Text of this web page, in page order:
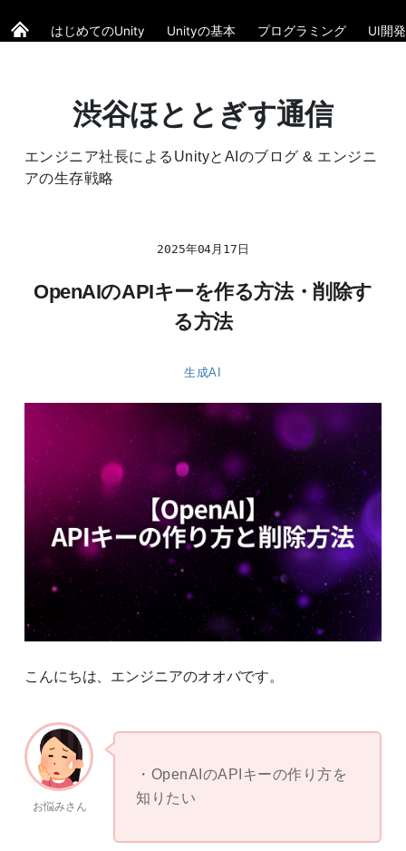
はじめてのUnity Unityの基本 プログラミング UI開発
渋谷ほととぎす通信
エンジニア社長によるUnityとAIのブログ & エンジニ
アの生存戦略
2025年04月17日
OpenAIのAPIキーを作る方法・削除す
る方法
生成AI
こんにちは、エンジニアのオオバです。
お悩みさん
OpenAIのAPIキーの作り方を
知りたい